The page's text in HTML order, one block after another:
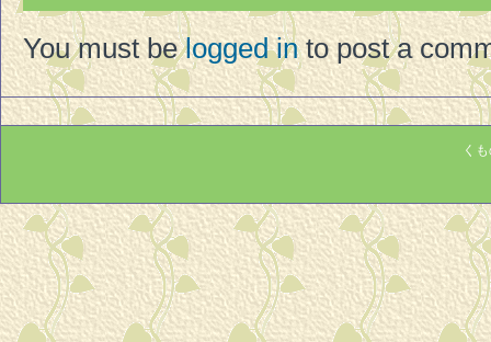
You must belogged into post a
く